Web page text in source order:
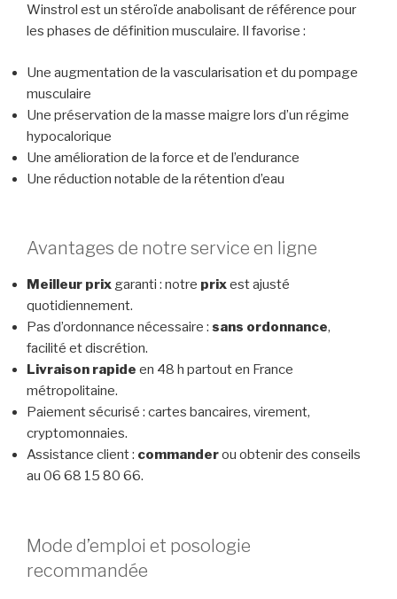
Winstrol est un stéroïde anabolisant de référence pour
les phases de définition musculaire. Il favorise :
Une augmentation de la vascularisation et du pompage
musculaire
Une préservation de la masse maigre lors d’un régime
hypocalorique
Une amélioration de la force et de l’endurance
Une réduction notable de la rétention d’eau
Avantages de notre service en ligne
Meilleur prix garanti : notre prixest ajusté
quotidiennement.
Pas d’ordonnance nécessaire : sans ordonnance,
facilité et discrétion.
Livraison rapide en 48 h partout en France
métropolitaine.
Paiement sécurisé : cartes bancaires, virement,
cryptomonnaies.
Assistance client : commanderou obtenir des conseils
au 06 68 15 80 66.
Mode d’emploi et posologie
recommandée